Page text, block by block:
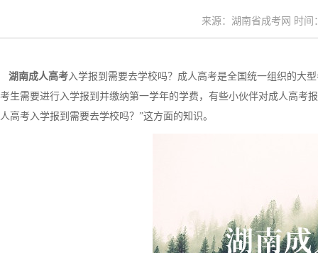
来源：湖南省成考网 时间
湖南成人高考入学报到需要去学校吗？成人高考是全国统一组织的大
考生需要进行入学报到并缴纳第一学年的学费，有些小伙伴对成人高考
人高考入学报到需要去学校吗？”这方面的知识。